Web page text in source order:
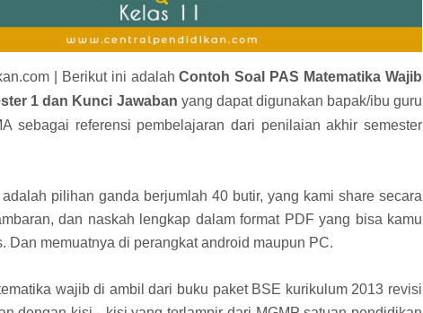
| Berikut ini adalahContoh Soal PAS Matematika Wajib
1 dan Kunci Jawaban yang dapat digunakan bapak/ibu guru
sebagai referensi pembelajaran dari penilaian akhir semester
pilihan ganda berjumlah 40 butir, yang kami share secara
dan naskah lengkap dalam format PDF yang bisa kamu
Dan memuatnya di perangkat android maupun PC.
wajib di ambil dari buku paket BSE kurikulum 2013 revisi